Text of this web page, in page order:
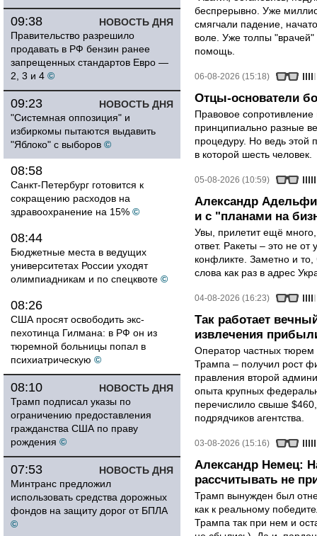
НОВОСТЬ ДНЯ
09:38
Правительство разрешило
продавать в РФ бензин ранее
запрещенных стандартов Евро —
2, 3 и 4 ©
НОВОСТЬ ДНЯ
09:23
"Системная оппозиция" и
избиркомы пытаются выдавить
"Яблоко" с выборов ©
08:58
Санкт-Петербург готовится к
сокращению расходов на
здравоохранение на 15% ©
08:44
Бюджетные места в ведущих
университетах России уходят
олимпиадникам и по спецквоте ©
08:26
США просят освободить экс-
пехотинца Гилмана: в РФ он из
тюремной больницы попал в
психиатрическую ©
НОВОСТЬ ДНЯ
08:10
Трамп подписал указы по
ограничению предоставления
гражданства США по праву
рождения ©
НОВОСТЬ ДНЯ
07:53
Минтранс предложил
использовать средства дорожных
фондов на защиту дорог от БПЛА
©
беспрерывно. Уже
смягчали падение,
воле. Уже толпы
помощь.
06-08-2026 (15:18)
Отцы-основатели
Правовое
принципиально разные
процедуру. Но ведь этой
в которой шесть человек.
05-08-2026 (10:59)
Александр
и с "планами на
Увы, прилетит ещё
ответ. Ракеты – это не от
конфликте. Заметно и
слова как раз в адрес
04-08-2026 (16:23)
Так работает
извлечения
Оператор частных тюрем
Трампа – получил рост
правления второй
опыта крупных
перечислило свыше
подрядчиков агентства.
03-08-2026 (15:16)
Александр Немец:
рассчитывать не
Трамп вынужден был
как к реальному
Трампа так при нем и